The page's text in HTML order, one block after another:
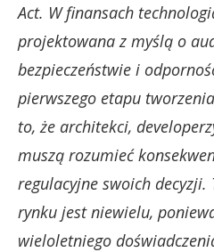
Act. W finansach
projektowana z myślą o
bezpieczeństwie i
pierwszego etapu
to, że architekci,
muszą rozumieć
regulacyjne swoich
rynku jest niewielu,
wieloletniego